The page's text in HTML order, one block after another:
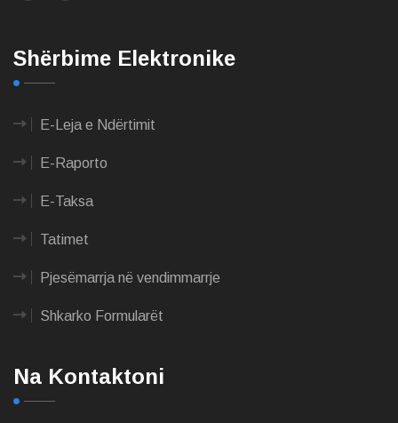
Shërbime Elektronike
E-Leja e Ndërtimit
E-Raporto
E-Taksa
Tatimet
Pjesëmarrja në vendimmarrje
Shkarko Formularët
Na Kontaktoni